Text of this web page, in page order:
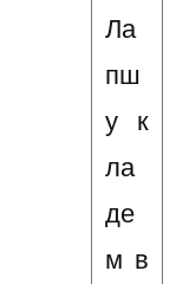
Ла
пш
у к
ла
де
м в